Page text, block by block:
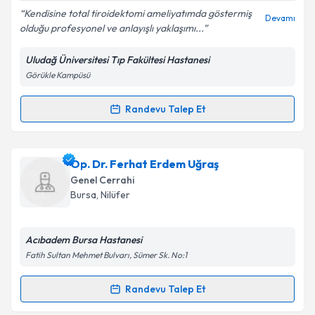
E-posta Adresiniz
Kişisel verilerimin işlenmesine ilişkin
Metni'ni okudum ve kişisel verilerimin belirtilen
kapsamda işlenmesini kabul ediyorum.
Kendisine total tiroidektomi ameliyatımda göstermiş
olduğu profesyonel ve anlayışlı yaklaşımı...
Devamı
Uludağ Üniversitesi Tıp Fakültesi Hastanesi
Görükle Kampüsü
Randevu Talep Et
Randevu Takvimi Talebi
Prof. Dr. Ercüment Gürlüleriçin randevu takvimi
talebi oluşturun. Size bu uzmandan randevu almanız
için bir takvim hazırlandığında e-posta ile
Kişisel verilerimin işlenmesine ilişkinAydınlatma
Op. Dr. Ferhat Erdem Uğraş
Genel Cerrahi
Bursa, Nilüfer
Acıbadem Bursa Hastanesi
Fatih Sultan Mehmet Bulvarı, Sümer Sk. No:1
Randevu Talep Et
Randevu Takvimi Talebi